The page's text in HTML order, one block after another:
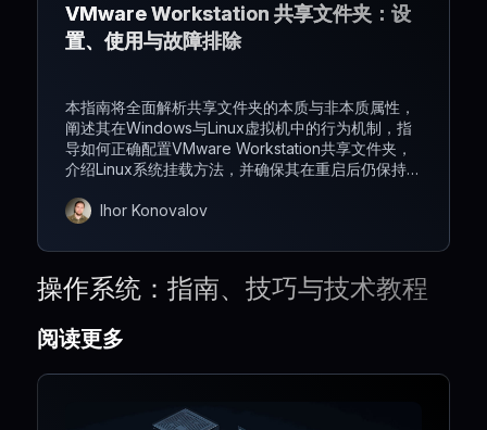
VMware Workstation 共享文件夹：设
置、使用与故障排除
本指南将全面解析共享文件夹的本质与非本质属性，
阐述其在Windows与Linux虚拟机中的行为机制，指
导如何正确配置VMware Workstation共享文件夹，
介绍Linux系统挂载方法，并确保其在重启后仍保持稳
Ihor Konovalov
操作系统：指南、技巧与技术教程
阅读更多